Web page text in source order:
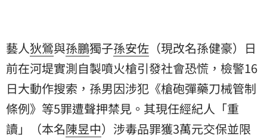
藝人狄鶯與孫鵬獨子孫安佐 （現改名孫健豪）日
前在河堤實測自製噴火槍引發社會恐慌，檢警16
日大動作搜索，孫男因涉犯《槍砲彈藥刀械管制
條例》等5罪遭聲押禁見。其現任經紀人「重
讀」（本名陳昱中）涉毒品罪獲3萬元交保並限